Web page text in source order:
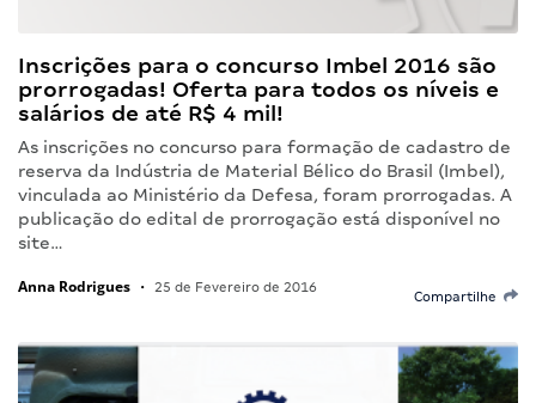
Inscrições para o concurso Imbel 2016 são
prorrogadas! Oferta para todos os níveis e
salários de até R$ 4 mil!
As inscrições no concurso para formação de cadastro de
reserva da Indústria de Material Bélico do Brasil (Imbel),
vinculada ao Ministério da Defesa, foram prorrogadas. A
publicação do edital de prorrogação está disponível no
site…
Anna Rodrigues • 25 de Fevereiro de 2016
Compartilhe